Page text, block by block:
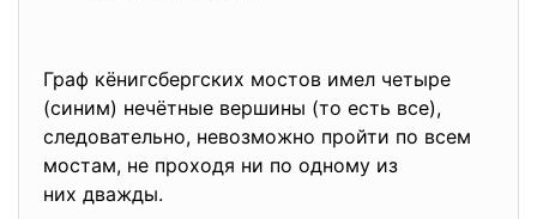
Граф кёнигсбергских мостов имел четыре
(синим) нечётные вершины (то есть все),
следовательно, невозможно пройти по всем
мостам, не проходя ни по одному из
них дважды.